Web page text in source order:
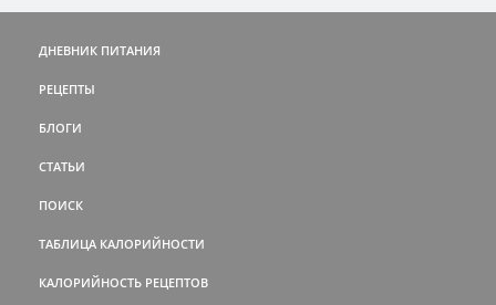
ДНЕВНИК ПИТАНИЯ
РЕЦЕПТЫ
БЛОГИ
СТАТЬИ
ПОИСК
ТАБЛИЦА КАЛОРИЙНОСТИ
КАЛОРИЙНОСТЬ РЕЦЕПТОВ